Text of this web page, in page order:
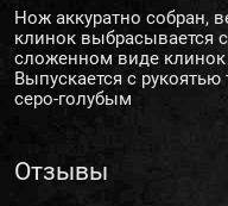
Нож аккуратно собран,
клинок выбрасывается
сложенном виде
Выпускается с
серо-голубым
Отзывы